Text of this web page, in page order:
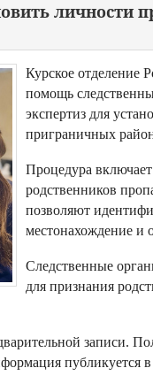
личности
Курское отделение
помощь
экспертиз для
приграничных
Процедура
родственников
позволяют
местонахождение и
Следственные
для признания
записи.
публикуется